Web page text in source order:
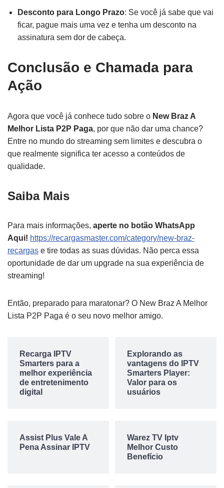
Desconto para Longo Prazo: Se você já sabe que vai
ficar, pague mais uma vez e tenha um desconto na
assinatura sem dor de cabeça.
Conclusão e Chamada para
Ação
Agora que você já conhece tudo sobre o New Braz A
Melhor Lista P2P Paga, por que não dar uma chance?
Entre no mundo do streaming sem limites e descubra o
que realmente significa ter acesso a conteúdos de
qualidade.
Saiba Mais
Para mais informações, aperte no botão WhatsApp
Aqui! https://recargasmaster.com/category/new-braz-
recargas e tire todas as suas dúvidas. Não perca essa
oportunidade de dar um upgrade na sua experiência de
streaming!
Então, preparado para maratonar? O New Braz A Melhor
Lista P2P Paga é o seu novo melhor amigo.
Recarga IPTV
Smarters para a
melhor experiência
de entretenimento
digital
Explorando as
vantagens do IPTV
Smarters Player:
Valor para os
usuários
Assist Plus Vale A
Pena Assinar IPTV
Warez TV Iptv
Melhor Custo
Benefício